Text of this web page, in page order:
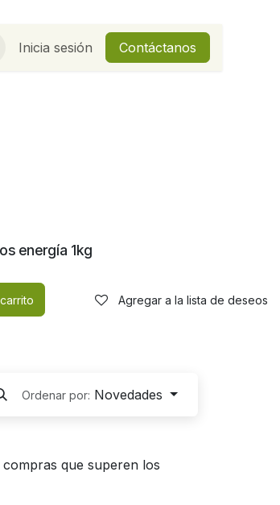
Inicia sesión Contáctanos
energía 1kg
Agregar a la lista de deseos
Ordenar por: Novedades
compras que superen los